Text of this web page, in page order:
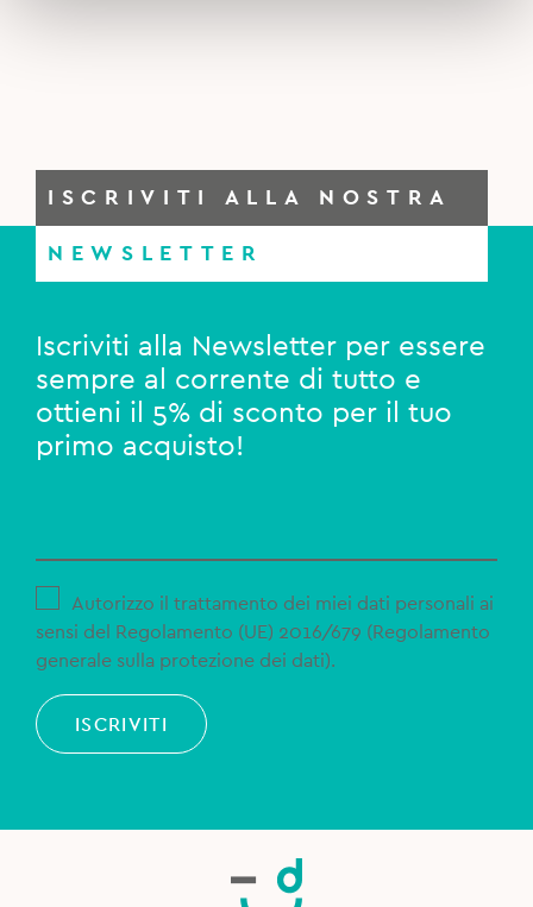
ISCRIVITI ALLA NOSTRA
NEWSLETTER
Iscriviti alla Newsletter per essere
sempre al corrente di tutto e
ottieni il 5% di sconto per il tuo
primo acquisto!
Autorizzo il trattamento dei miei dati personali ai
sensi del Regolamento (UE) 2016/679 (Regolamento
generale sulla protezione dei dati).
ISCRIVITI